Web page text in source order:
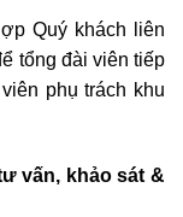
Quý khách liên
tổng đài viên tiếp
phụ trách khu
vấn, khảo sát &